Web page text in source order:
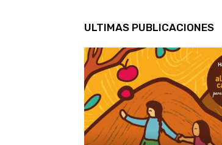
ULTIMAS PUBLICACIONES